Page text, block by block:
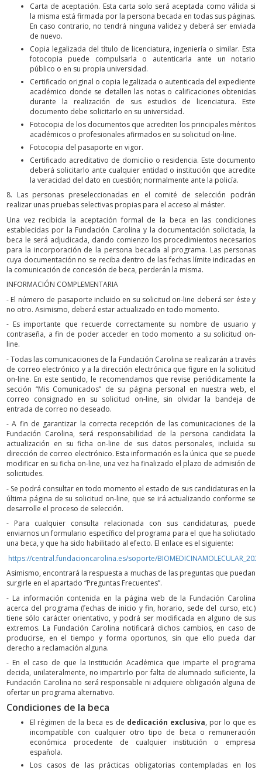
Carta de aceptación. Esta carta solo será aceptada como válida si
la misma está firmada por la persona becada en todas sus páginas.
En caso contrario, no tendrá ninguna validez y deberá ser enviada
de nuevo.
Copia legalizada del título de licenciatura, ingeniería o similar. Esta
fotocopia puede compulsarla o autenticarla ante un notario
público o en su propia universidad.
Certificado original o copia legalizada o autenticada del expediente
académico donde se detallen las notas o calificaciones obtenidas
durante la realización de sus estudios de licenciatura. Este
documento debe solicitarlo en su universidad.
Fotocopia de los documentos que acrediten los principales méritos
académicos o profesionales afirmados en su solicitud on-line.
Fotocopia del pasaporte en vigor.
Certificado acreditativo de domicilio o residencia. Este documento
deberá solicitarlo ante cualquier entidad o institución que acredite
la veracidad del dato en cuestión; normalmente ante la policía.
8. Las personas preseleccionadas en el comité de selección podrán
realizar unas pruebas selectivas propias para el acceso al máster.
Una vez recibida la aceptación formal de la beca en las condiciones
establecidas por la Fundación Carolina y la documentación solicitada, la
beca le será adjudicada, dando comienzo los procedimientos necesarios
para la incorporación de la persona becada al programa. Las personas
cuya documentación no se reciba dentro de las fechas límite indicadas en
la comunicación de concesión de beca, perderán la misma.
INFORMACIÓN COMPLEMENTARIA
- El número de pasaporte incluido en su solicitud on-line deberá ser éste y
no otro. Asimismo, deberá estar actualizado en todo momento.
- Es importante que recuerde correctamente su nombre de usuario y
contraseña, a fin de poder acceder en todo momento a su solicitud on-
line.
- Todas las comunicaciones de la Fundación Carolina se realizarán a través
de correo electrónico y a la dirección electrónica que figure en la solicitud
on-line. En este sentido, le recomendamos que revise periódicamente la
sección “Mis Comunicados” de su página personal en nuestra web, el
correo consignado en su solicitud on-line, sin olvidar la bandeja de
entrada de correo no deseado.
- A fin de garantizar la correcta recepción de las comunicaciones de la
Fundación Carolina, será responsabilidad de la persona candidata la
actualización en su ficha on-line de sus datos personales, incluida su
dirección de correo electrónico. Esta información es la única que se puede
modificar en su ficha on-line, una vez ha finalizado el plazo de admisión de
solicitudes.
- Se podrá consultar en todo momento el estado de sus candidaturas en la
última página de su solicitud on-line, que se irá actualizando conforme se
desarrolle el proceso de selección.
- Para cualquier consulta relacionada con sus candidaturas, puede
enviarnos un formulario específico del programa para el que ha solicitado
una beca, y que ha sido habilitado al efecto. El enlace es el siguiente:
https://central.fundacioncarolina.es/soporte/BIOMEDICINAMOLECULAR_2026
Asimismo, encontrará la respuesta a muchas de las preguntas que puedan
surgirle en el apartado “Preguntas Frecuentes”.
- La información contenida en la página web de la Fundación Carolina
acerca del programa (fechas de inicio y fin, horario, sede del curso, etc.)
tiene sólo carácter orientativo, y podrá ser modificada en alguno de sus
extremos. La Fundación Carolina notificará dichos cambios, en caso de
producirse, en el tiempo y forma oportunos, sin que ello pueda dar
derecho a reclamación alguna.
- En el caso de que la Institución Académica que imparte el programa
decida, unilateralmente, no impartirlo por falta de alumnado suficiente, la
Fundación Carolina no será responsable ni adquiere obligación alguna de
ofertar un programa alternativo.
Condiciones de la beca
El régimen de la beca es de dedicación exclusiva, por lo que es
incompatible con cualquier otro tipo de beca o remuneración
económica procedente de cualquier institución o empresa
española.
Los casos de las prácticas obligatorias contempladas en los